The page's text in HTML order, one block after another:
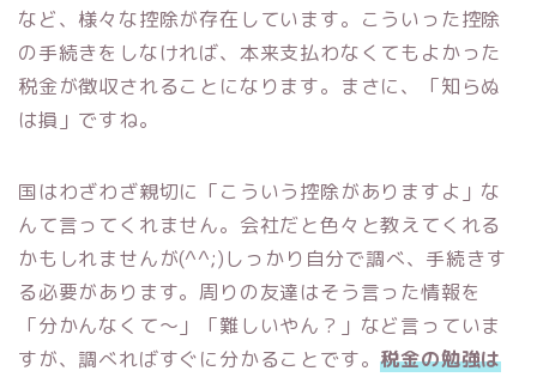
など、様々な控除が存在しています。こういった控除
の手続きをしなければ、本来支払わなくてもよかった
税金が徴収されることになります。まさに、「知らぬ
は損」ですね。
国はわざわざ親切に「こういう控除がありますよ」な
んて言ってくれません。会社だと色々と教えてくれる
かもしれませんが(^^;)しっかり自分で調べ、手続きす
る必要があります。周りの友達はそう言った情報を
「分かんなくて〜」「難しいやん？」など言っていま
すが、調べればすぐに分かることです。税金の勉強は